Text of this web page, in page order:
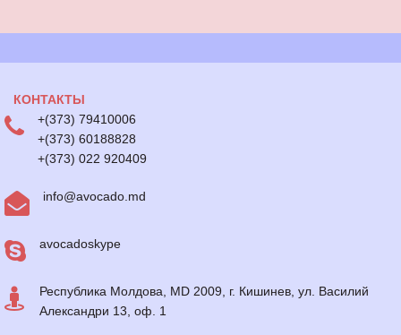
КОНТАКТЫ
+(373) 79410006
+(373) 60188828
+(373) 022 920409
info@avocado.md
avocadoskype
Республика Молдова, MD 2009, г. Кишинев, ул. Василий
Александри 13, оф. 1